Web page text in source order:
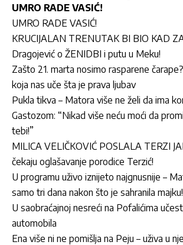
UMRO RADE VASIĆ!
UMRO RADE VASIĆ!
KRUCIJALAN TRENUTAK BI BIO KAD
Dragojević o ŽENIDBI i putu u Meku!
Zašto 21. marta nosimo rasparene
koja nas uče šta je prava ljubav
Pukla tikva – Matora više ne želi da ima
Gastozom: “Nikad više neću moći da
tebi!”
MILICA VELIČKOVIĆ POSLALA TERZI
čekaju oglašavanje porodice Terzić!
U programu uživo iznijeto najgnusnije –
samo tri dana nakon što je sahranila majku!
U saobraćajnoj nesreći na Pofalićima
automobila
Ena više ni ne pomišlja na Peju – uživa u